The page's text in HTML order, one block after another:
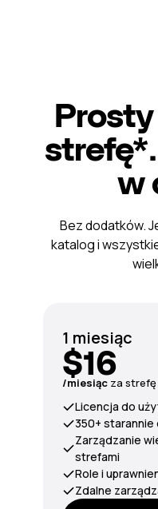
w
1 miesiąc
$16
/miesiąc za strefę
Licencja do
350+
Zarządzanie
strefami
Role i
Zdalne
Bez dodatków.
katalog i